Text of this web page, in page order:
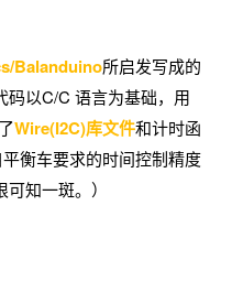
Balanduino所启发写成的
码以C/C 语言为基础，用
Wire(I2C)库文件和计时函
衡车要求的时间控制精度
知一斑。）